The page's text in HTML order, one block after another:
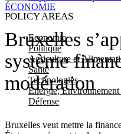
POLICY AREAS
Economie
Politique
Agriculture et
Santé
Technologies
Energie, Environnement
Défense
Bruxelles
système
modération
Bruxelles veut mettre la
ÉCONOMIE